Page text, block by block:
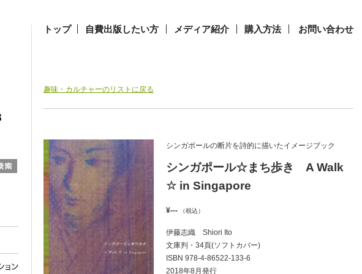
トップ 自費出版したい方 メディア紹介 購入方法 お問い合わせ
趣味・カルチャーのリストに戻る
シンガポールの断片を詩的に描いたイメージブック
シンガポール☆まち歩き A Walk
☆ in Singapore
¥--- （税込）
伊藤志織 Shiori Ito
文庫判・34頁(ソフトカバー)
ISBN 978-4-86522-133-6
2018年8月発行